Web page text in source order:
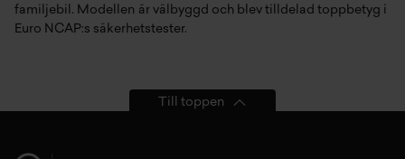
familjebil. Modellen är välbyggd och blev tilldelad toppbetyg i
Euro NCAP:s säkerhetstester.
Till toppen